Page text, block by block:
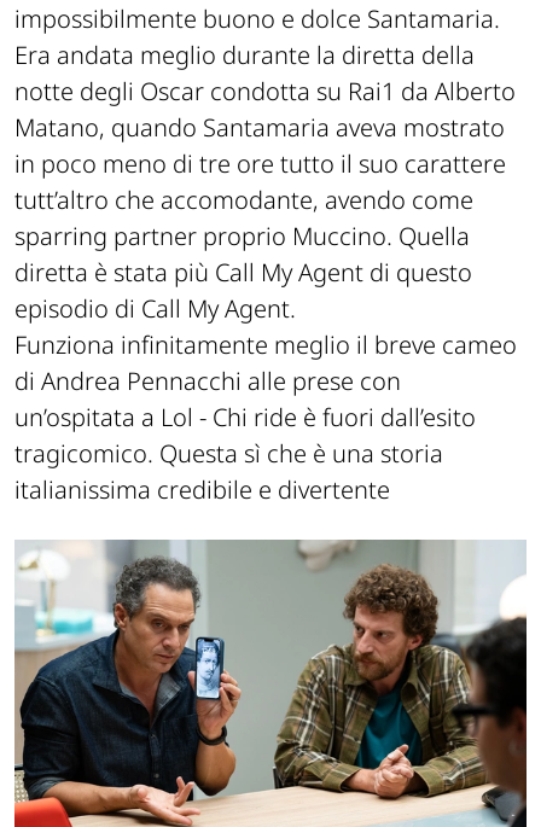
impossibilmente buono e dolce Santamaria.
Era andata meglio durante la diretta della
notte degli Oscar condotta su Rai1 da Alberto
Matano, quando Santamaria aveva mostrato
in poco meno di tre ore tutto il suo carattere
tutt’altro che accomodante, avendo come
sparring partner proprio Muccino. Quella
diretta è stata più Call My Agent di questo
episodio di Call My Agent.
Funziona infinitamente meglio il breve cameo
di Andrea Pennacchi alle prese con
un’ospitata a Lol - Chi ride è fuori dall’esito
tragicomico. Questa sì che è una storia
italianissima credibile e divertente